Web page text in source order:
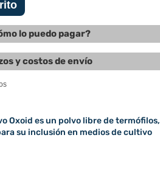
lo puedo pagar?
y costos de envío
Oxoid es un polvo libre de termófilos,
su inclusión en medios de cultivo